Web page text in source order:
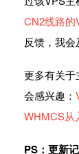
CN2线路
反馈，我会
更多有关
会感兴趣：
WHMCS从
PS：更新记